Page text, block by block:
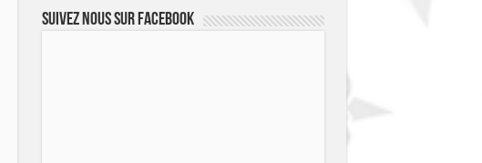
Suivez nous sur Facebook